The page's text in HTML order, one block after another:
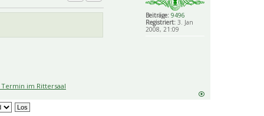
Beiträge: 9496
Registriert: 3. Jan
2008, 21:09
ZitatPrivate Nachricht senden
im Rittersaal